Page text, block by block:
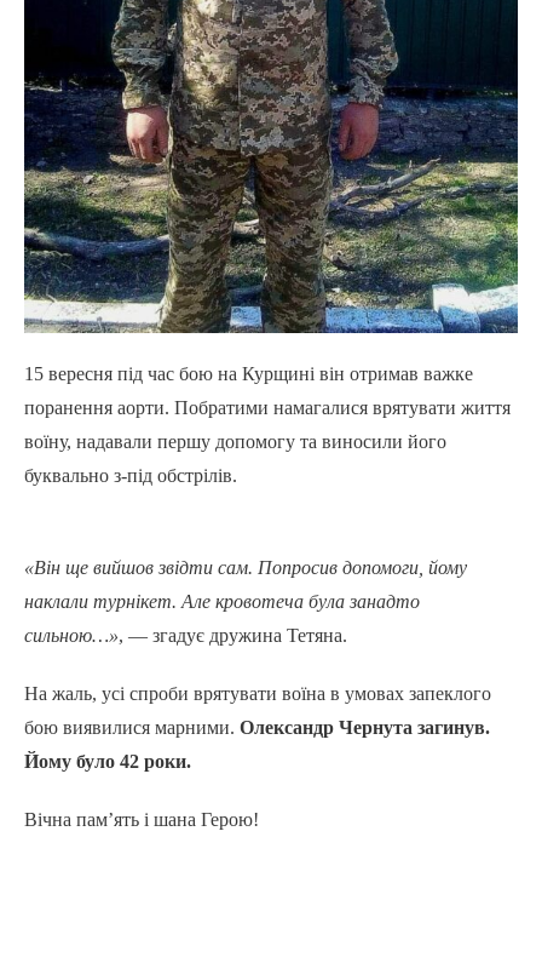
15 вересня під час бою на Курщині він отримав важке
поранення аорти. Побратими намагалися врятувати життя
воїну, надавали першу допомогу та виносили його
буквально з-під обстрілів.
«Він ще вийшов звідти сам. Попросив допомоги, йому
наклали турнікет. Але кровотеча була занадто
сильною…», — згадує дружина Тетяна.
На жаль, усі спроби врятувати воїна в умовах запеклого
бою виявилися марними. Олександр Чернута загинув.
Йому було 42 роки.
Вічна пам’ять і шана Герою!